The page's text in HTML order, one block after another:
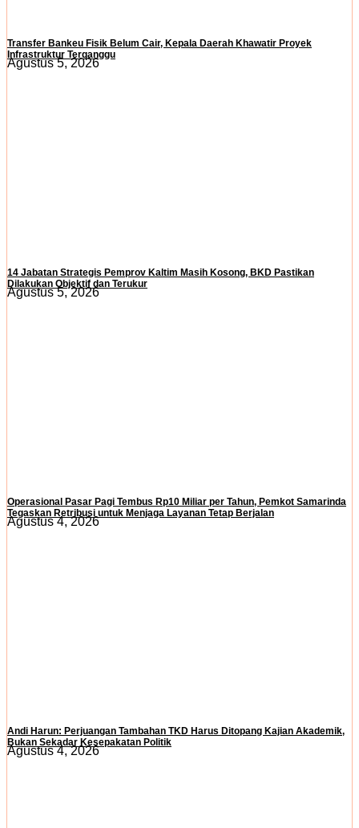
Transfer Bankeu Fisik Belum Cair, Kepala Daerah Khawatir Proyek
Infrastruktur Terganggu
Agustus 5, 2026
14 Jabatan Strategis Pemprov Kaltim Masih Kosong, BKD Pastikan
Dilakukan Objektif dan Terukur
Agustus 5, 2026
Operasional Pasar Pagi Tembus Rp10 Miliar per Tahun, Pemkot Samarinda
Tegaskan Retribusi untuk Menjaga Layanan Tetap Berjalan
Agustus 4, 2026
Andi Harun: Perjuangan Tambahan TKD Harus Ditopang Kajian Akademik,
Bukan Sekadar Kesepakatan Politik
Agustus 4, 2026